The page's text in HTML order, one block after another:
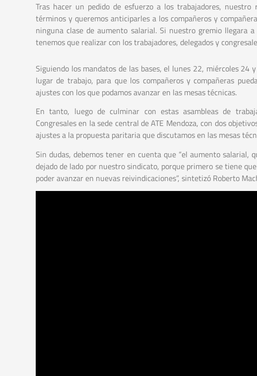
Tras hacer un pedido de esfuerzo a los trabajadores,
términos y queremos anticiparles a los compañeros y
ninguna clase de aumento salarial. Si nuestro gremio llegara
tenemos que realizar con los trabajadores, delegados y
Siguiendo los mandatos de las bases, el lunes 22, miércoles
lugar de trabajo, para que los compañeros y compañeras
ajustes con los que podamos avanzar en las mesas técnicas.
En tanto, luego de culminar con estas asambleas de
Congresales en la sede central de ATE Mendoza, con dos
ajustes a la propuesta paritaria que discutamos en las mesas
Sin dudas, debemos tener en cuenta que “el aumento salarial,
dejado de lado por nuestro sindicato, porque primero se tiene
poder avanzar en nuevas reivindicaciones”, sintetizó Roberto